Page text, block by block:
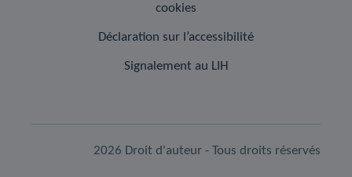
cookies
Déclaration sur l’accessibilité
Signalement au LIH
2026 Droit d'auteur - Tous droits réservés